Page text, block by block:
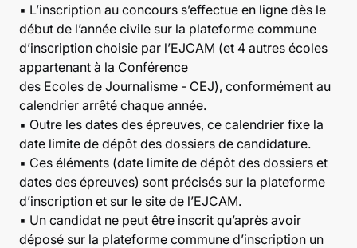
▪ L’inscription au concours s’effectue en ligne dès le
début de l’année civile sur la plateforme commune
d’inscription choisie par l’EJCAM (et 4 autres écoles
appartenant à la Conférence
des Ecoles de Journalisme - CEJ), conformément au
calendrier arrêté chaque année.
▪ Outre les dates des épreuves, ce calendrier fixe la
date limite de dépôt des dossiers de candidature.
▪ Ces éléments (date limite de dépôt des dossiers et
dates des épreuves) sont précisés sur la plateforme
d’inscription et sur le site de l’EJCAM.
▪ Un candidat ne peut être inscrit qu’après avoir
déposé sur la plateforme commune d’inscription un